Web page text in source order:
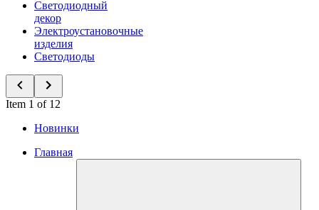
Светодиодный
декор
Электроустановочные
изделия
Светодиоды
Item 1 of 12
Новинки
Главная